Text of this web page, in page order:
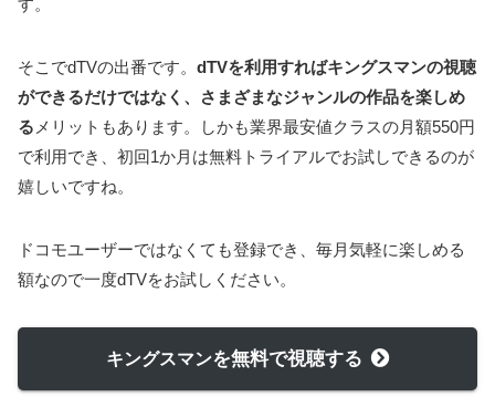
そこでdTVの出番です。 dTVを利用すればキングスマンの視聴
ができるだけではなく、さまざまなジャンルの作品を楽しめ
る メリットもあります。しかも業界最安値クラスの月額550円
で利用でき、初回1か月は無料トライアルでお試しできるのが
嬉しいですね。
ドコモユーザーではなくても登録でき、毎月気軽に楽しめる
額なので一度dTVをお試しください。
キングスマンを無料で視聴する